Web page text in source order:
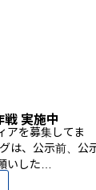
戦 実施中
アを募集してま
は、公示前、公
いした…